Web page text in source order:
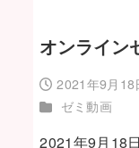
オンライン
投稿日
2021年9月18
カテゴリー
ゼミ動画
2021年9月18